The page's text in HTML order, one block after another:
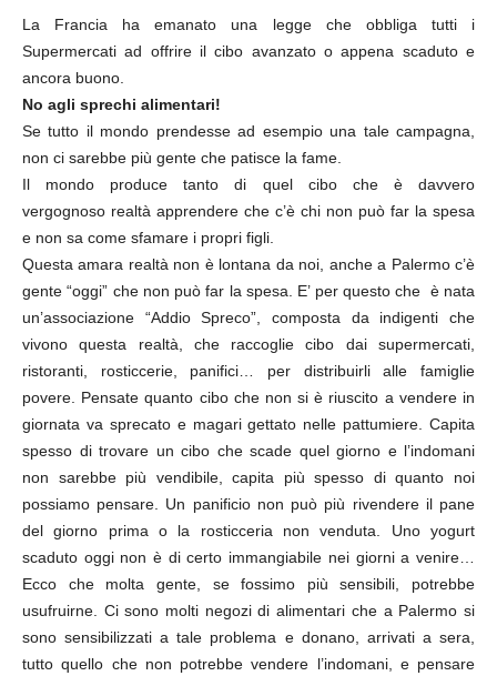
La Francia ha emanato una legge che obbliga tutti i
Supermercati ad offrire il cibo avanzato o appena scaduto e
ancora buono.
No agli sprechi alimentari!
Se tutto il mondo prendesse ad esempio una tale campagna,
non ci sarebbe più gente che patisce la fame.
Il mondo produce tanto di quel cibo che è davvero
vergognoso realtà apprendere che c’è chi non può far la spesa
e non sa come sfamare i propri figli.
Questa amara realtà non è lontana da noi, anche a Palermo c’è
gente “oggi” che non può far la spesa. E’ per questo che è nata
un’associazione “Addio Spreco”, composta da indigenti che
vivono questa realtà, che raccoglie cibo dai supermercati,
ristoranti, rosticcerie, panifici… per distribuirli alle famiglie
povere. Pensate quanto cibo che non si è riuscito a vendere in
giornata va sprecato e magari gettato nelle pattumiere. Capita
spesso di trovare un cibo che scade quel giorno e l’indomani
non sarebbe più vendibile, capita più spesso di quanto noi
possiamo pensare. Un panificio non può più rivendere il pane
del giorno prima o la rosticceria non venduta. Uno yogurt
scaduto oggi non è di certo immangiabile nei giorni a venire…
Ecco che molta gente, se fossimo più sensibili, potrebbe
usufruirne. Ci sono molti negozi di alimentari che a Palermo si
sono sensibilizzati a tale problema e donano, arrivati a sera,
tutto quello che non potrebbe vendere l’indomani, e pensare